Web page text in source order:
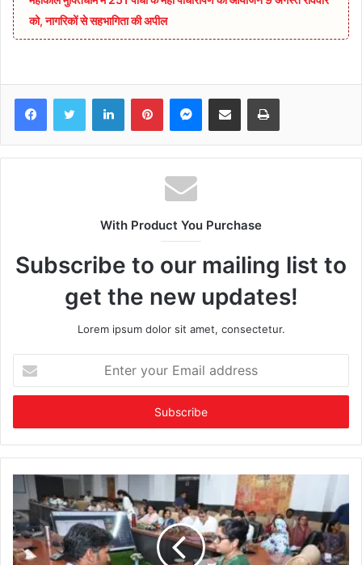
को, नागरिकों से सहभागिता की अपील
FacebookTwitter LinkedInPinterestMessenger
Share via Email Print
With Product You Purchase
Subscribe to our mailing list to
get the new updates!
Lorem ipsum dolor sit amet, consectetur.
your
Email